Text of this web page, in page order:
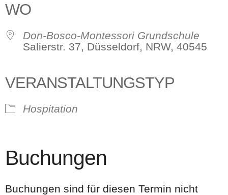
WO
Don-Bosco-Montessori Grundschule
Salierstr. 37, Düsseldorf, NRW, 40545
VERANSTALTUNGSTYP
Hospitation
Buchungen
Buchungen sind für diesen Termin nicht